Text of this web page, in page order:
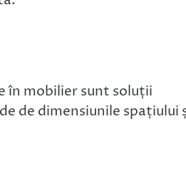
în mobilier sunt soluții
de dimensiunile spațiului